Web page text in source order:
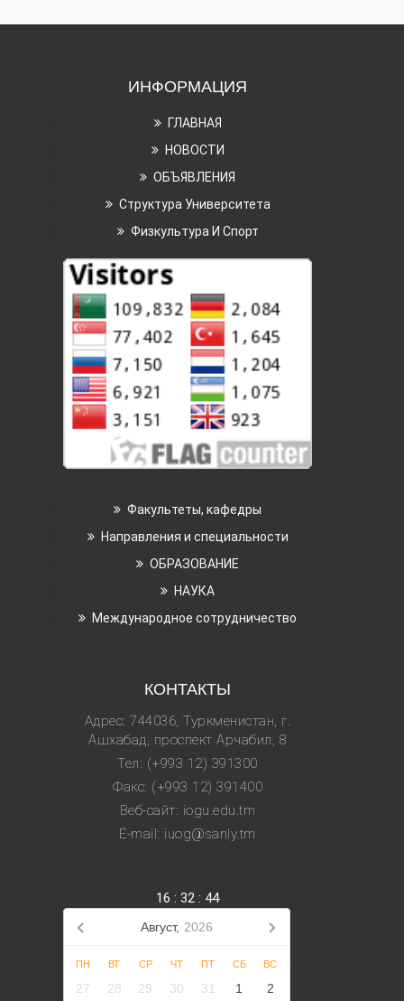
ИНФОРМАЦИЯ
ГЛАВНАЯ
НОВОСТИ
ОБЪЯВЛЕНИЯ
Структура Университета
Физкультура И Спорт
Факультеты, кафедры
Направления и специальности
ОБРАЗОВАНИЕ
НАУКА
Международное сотрудничество
КОНТАКТЫ
Адрес: 744036, Туркменистан, г.
Ашхабад, проспект Арчабил, 8
Тел: (+993 12) 391300
Факс: (+993 12) 391400
Веб-сайт: iogu.edu.tm
E-mail: iuog@sanly.tm
16 : 32 : 45
Август, 2026
ПН ВТ СР ЧТ ПТ СБ ВС
27 28 29 30 31 1 2